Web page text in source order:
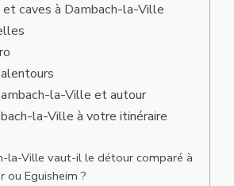
caves à Dambach-la-Ville
la-Ville et autour
la-Ville à votre itinéraire
la-Ville vaut-il le détour comparé à
ou Eguisheim ?